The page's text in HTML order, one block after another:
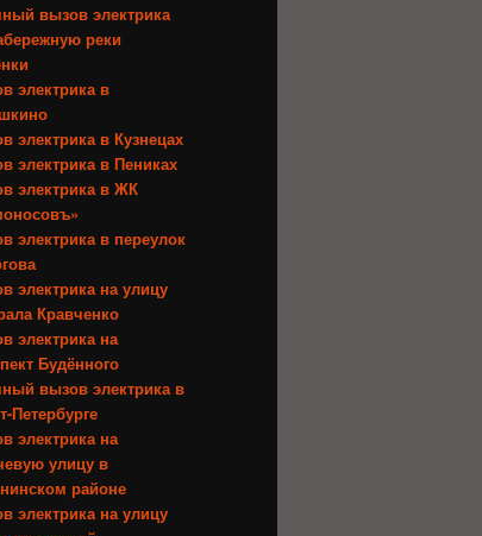
вызов электрика
реки
электрика в
электрика в Кузнецах
электрика в Пениках
электрика в ЖК
электрика в переулок
электрика на улицу
Кравченко
электрика на
Будённого
вызов электрика в
Петербурге
электрика на
улицу в
районе
электрика на улицу